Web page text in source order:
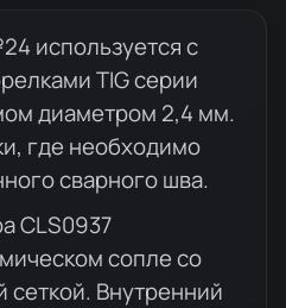
используется с
TIG серии
диаметром 2,4 мм.
где необходимо
сварного шва.
CLS0937
сопле со
сеткой. Внутренний